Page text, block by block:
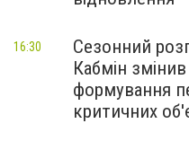
Сезонний
Кабмін
формування
критичних
16:30